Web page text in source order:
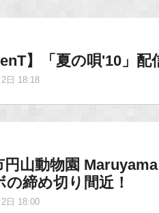
】「夏の唄'10」配
日 18:18
円山動物園
の締め切り間近！
日 18:00